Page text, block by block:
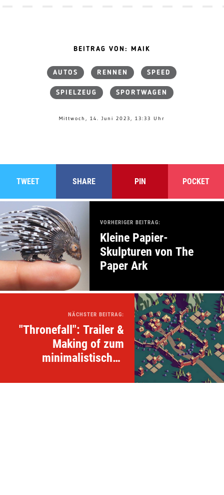
BEITRAG VON: MAIK
AUTOS RENNEN SPEED
SPIELZEUG SPORTWAGEN
Mittwoch, 14. Juni 2023, 13:33 Uhr
TWEET SHARE PIN POCKET
VORHERIGER BEITRAG:
Kleine Papier-
Skulpturen von The
Paper Ark
NÄCHSTER BEITRAG:
"Thronefall": Trailer &
Making of zum
minimalistischen